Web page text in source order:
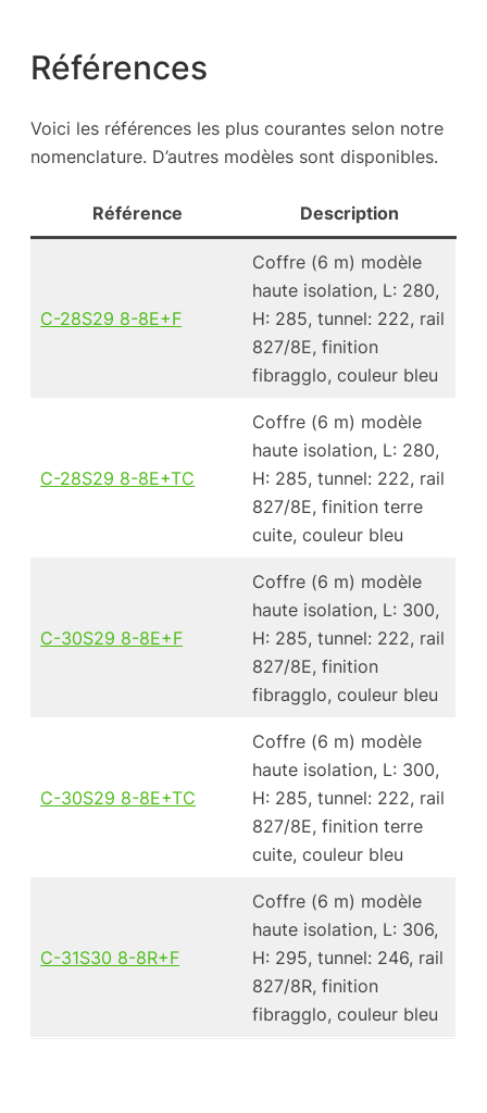
Références
Voici les références les plus courantes selon notre
nomenclature. D’autres modèles sont disponibles.
Référence Description
C-28S29 8-8E+F
Coffre (6 m) modèle
haute isolation, L: 280,
H: 285, tunnel: 222, rail
827/8E, finition
fibragglo, couleur bleu
C-28S29 8-8E+TC
Coffre (6 m) modèle
haute isolation, L: 280,
H: 285, tunnel: 222, rail
827/8E, finition terre
cuite, couleur bleu
C-30S29 8-8E+F
Coffre (6 m) modèle
haute isolation, L: 300,
H: 285, tunnel: 222, rail
827/8E, finition
fibragglo, couleur bleu
C-30S29 8-8E+TC
Coffre (6 m) modèle
haute isolation, L: 300,
H: 285, tunnel: 222, rail
827/8E, finition terre
cuite, couleur bleu
C-31S30 8-8R+F
Coffre (6 m) modèle
haute isolation, L: 306,
H: 295, tunnel: 246, rail
827/8R, finition
fibragglo, couleur bleu